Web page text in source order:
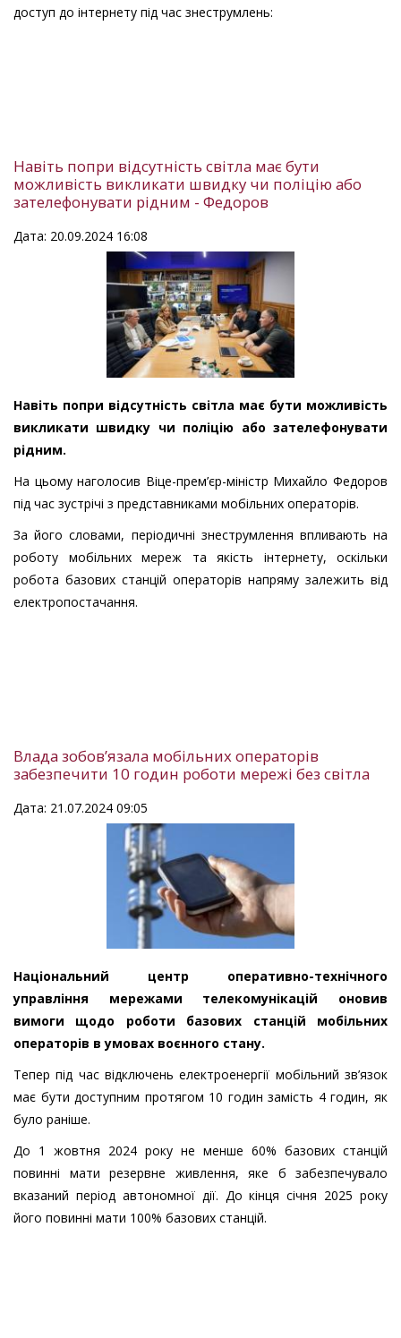
доступ до інтернету під час знеструмлень:
Навіть попри відсутність світла має бути
можливість викликати швидку чи поліцію або
зателефонувати рідним - Федоров
Дата: 20.09.2024 16:08
Навіть попри відсутність світла має бути можливість
викликати швидку чи поліцію або зателефонувати
рідним.
На цьому наголосив Віце-прем’єр-міністр Михайло Федоров
під час зустрічі з представниками мобільних операторів.
За його словами, періодичні знеструмлення впливають на
роботу мобільних мереж та якість інтернету, оскільки
робота базових станцій операторів напряму залежить від
електропостачання.
Влада зобовʼязала мобільних операторів
забезпечити 10 годин роботи мережі без світла
Дата: 21.07.2024 09:05
Національний центр оперативно-технічного
управління мережами телекомунікацій оновив
вимоги щодо роботи базових станцій мобільних
операторів в умовах воєнного стану.
Тепер під час відключень електроенергії мобільний зв’язок
має бути доступним протягом 10 годин замість 4 годин, як
було раніше.
До 1 жовтня 2024 року не менше 60% базових станцій
повинні мати резервне живлення, яке б забезпечувало
вказаний період автономної дії. До кінця січня 2025 року
його повинні мати 100% базових станцій.